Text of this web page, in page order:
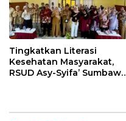
Tingkatkan Literasi
Kesehatan Masyarakat,
RSUD Asy-Syifa’ Sumbawa